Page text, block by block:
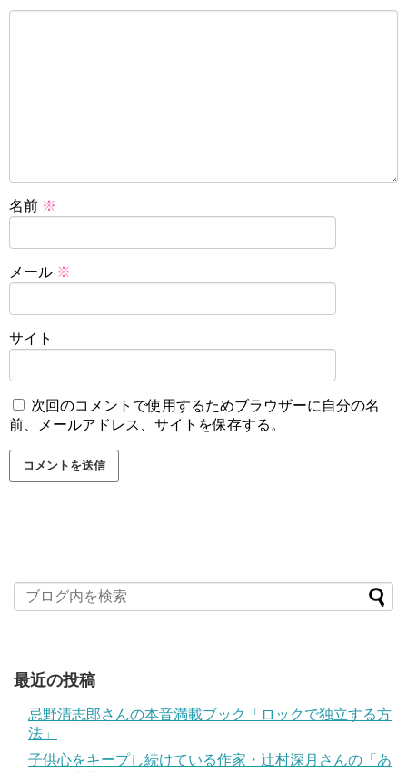
名前 ※
メール ※
サイト
次回のコメントで使用するためブラウザーに自分の名
前、メールアドレス、サイトを保存する。
最近の投稿
忌野清志郎さんの本音満載ブック「ロックで独立する方
法」
子供心をキープし続けている作家・辻村深月さんの「あ